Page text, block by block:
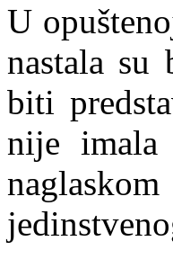
U
nastala su
biti
nije imala